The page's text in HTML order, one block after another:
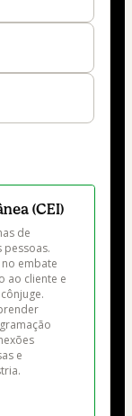
(CEI)
de
embate
ao cliente e
e